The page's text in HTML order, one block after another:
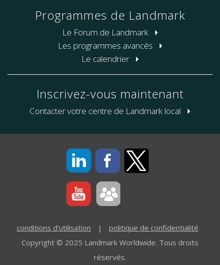
Programmes de Landmark
Le Forum de Landmark
Les programmes avancés
Le calendrier
Inscrivez-vous maintenant
Contacter votre centre de Landmark local
conditions d'utilisation |
politique de confidentialité
Copyright © 2025 Landmark Worldwide. Tous droits
réservés.